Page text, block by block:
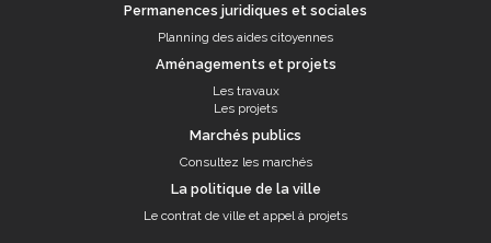
Permanences juridiques et sociales
Planning des aides citoyennes
Aménagements et projets
Les travaux
Les projets
Marchés publics
Consultez les marchés
La politique de la ville
Le contrat de ville et appel à projets